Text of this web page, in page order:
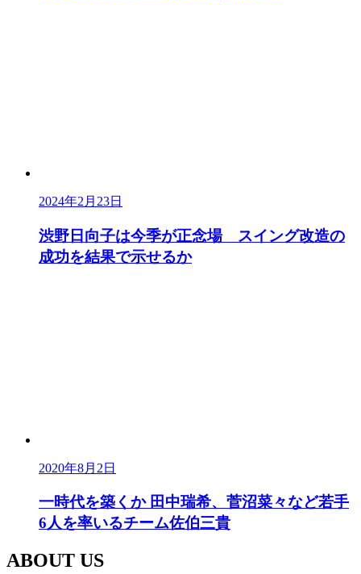
2024年2月23日
渋野日向子は今季が正念場 スイング改造の
成功を結果で示せるか
2020年8月2日
一時代を築くか 田中瑞希、菅沼菜々など若手
6人を率いるチーム佐伯三貴
ABOUT US